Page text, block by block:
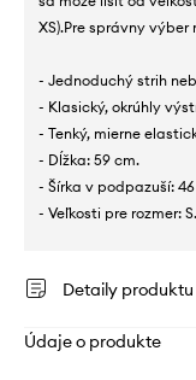
XS).Pre správny
- Jednoduchý strih
- Klasický, okrúhly
- Tenký, mierne
- Dĺžka: 59 cm.
- Šírka v podpazuší:
- Veľkosti pre rozmer: S.
Detaily produktu
Údaje o produkte